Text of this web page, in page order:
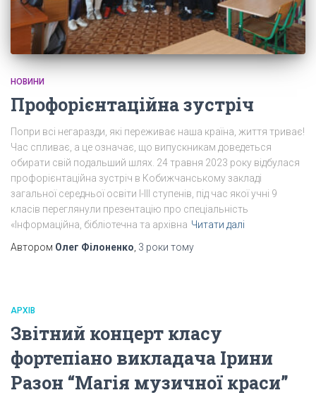
НОВИНИ
Профорієнтаційна зустріч
Попри всі негаразди, які переживає наша країна, життя триває!
Час спливає, а це означає, що випускникам доведеться
обирати свій подальший шлях. 24 травня 2023 року відбулася
профорієнтаційна зустріч в Кобижчанському закладі
загальної середньої освіти І-ІІІ ступенів, під час якої учні 9
класів переглянули презентацію про спеціальність
«Інформаційна, бібліотечна та архівна Читати далі
Автором Олег Філоненко 3 роки тому
АРХІВ
Звітний концерт класу
фортепіано викладача Ірини
Разон “Магія музичної краси”